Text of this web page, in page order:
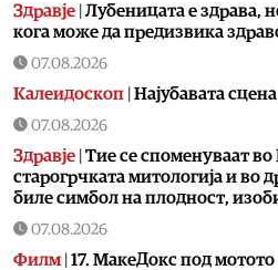
Здравје | Лубеницата е здрава,
кога може да предизвика
07.08.2026
Калеидоскоп | Најубавата
07.08.2026
Здравје | Тие се споменуваат во
старогрчката митологија и во
биле симбол на плодност,
07.08.2026
Филм | 17. МакеДокс под мотото